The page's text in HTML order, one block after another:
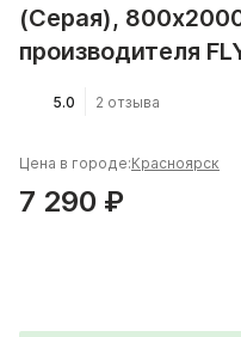
(Серая),
производителя
5.0 2 отзыва
Цена в городе:Красноярск
7 290 ₽